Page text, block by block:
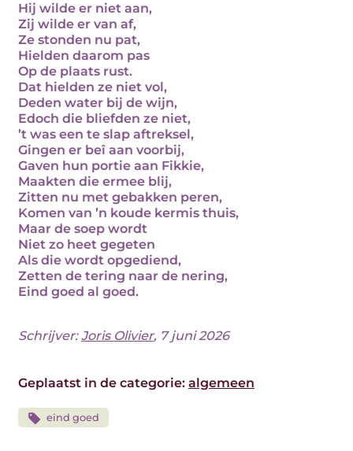
Hij wilde er niet aan,
Zij wilde er van af,
Ze stonden nu pat,
Hielden daarom pas
Op de plaats rust.
Dat hielden ze niet vol,
Deden water bij de wijn,
Edoch die bliefden ze niet,
’t was een te slap aftreksel,
Gingen er beî aan voorbij,
Gaven hun portie aan Fikkie,
Maakten die ermee blij,
Zitten nu met gebakken peren,
Komen van ’n koude kermis thuis,
Maar de soep wordt
Niet zo heet gegeten
Als die wordt opgediend,
Zetten de tering naar de nering,
Eind goed al goed.
Schrijver:Joris Olivier, 7 juni 2026
Geplaatst in de categorie: algemeen
eind goed